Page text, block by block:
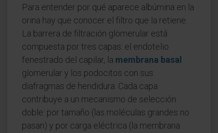
Para entender por qué aparece albúmina en la
orina hay que conocer el filtro que la retiene.
La barrera de filtración glomerular está
compuesta por tres capas: el endotelio
fenestrado del capilar, la membrana basal
glomerular y los podocitos con sus
diafragmas de hendidura. Cada capa
contribuye a un mecanismo de selección
doble: por tamaño (las moléculas grandes no
pasan) y por carga eléctrica (la membrana